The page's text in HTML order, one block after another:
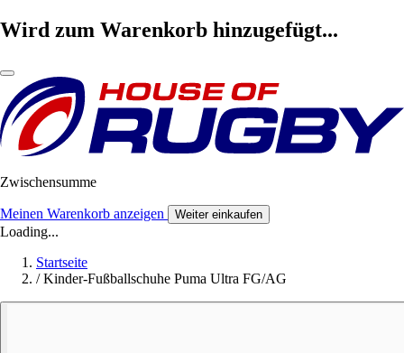
Wird zum Warenkorb hinzugefügt...
Zwischensumme
Meinen Warenkorb anzeigen Weiter einkaufen
Loading...
Startseite
/ Kinder-Fußballschuhe Puma Ultra FG/AG